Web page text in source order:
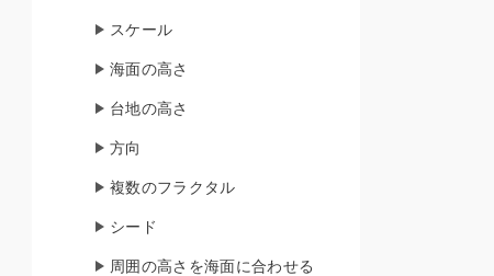
スケール
海面の高さ
台地の高さ
方向
複数のフラクタル
シード
周囲の高さを海面に合わせる